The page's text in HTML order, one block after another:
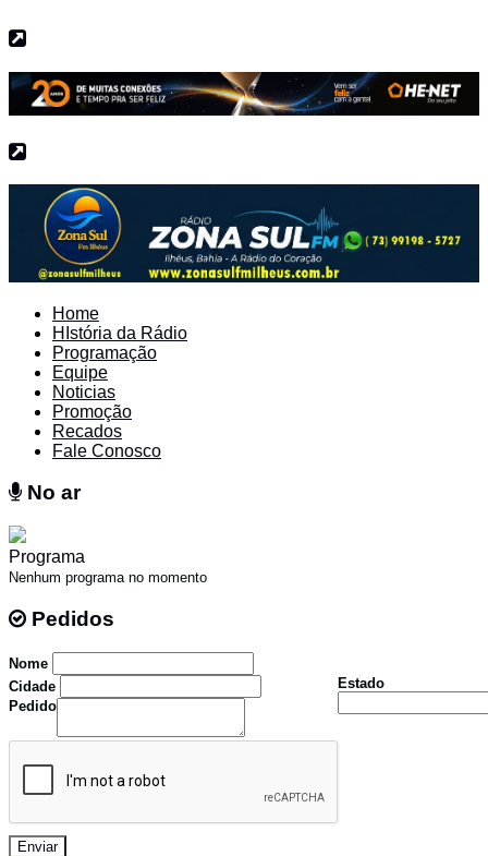
Home
HIstória da Rádio
Programação
Equipe
Noticias
Promoção
Recados
Fale Conosco
No ar
Programa
Nenhum programa no momento
Pedidos
Nome
Cidade
Estado
Pedido
Enviar